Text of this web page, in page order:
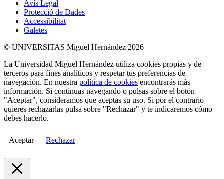
Avís Legal
Protecció de Dades
Accessibilitat
Galetes
© UNIVERSITAS Miguel Hernández 2026
La Universidad Miguel Hernández utiliza cookies propias y de
terceros para fines analíticos y respetar tus preferencias de
navegación. En nuestra política de cookies encontrarás más
información. Si continuas navegando o pulsas sobre el botón
"Aceptar", consideramos que aceptas su uso. Si por el contrario
quieres rechazarlas pulsa sobre "Rechazar" y te indicaremos cómo
debes hacerlo.
Aceptar Rechazar